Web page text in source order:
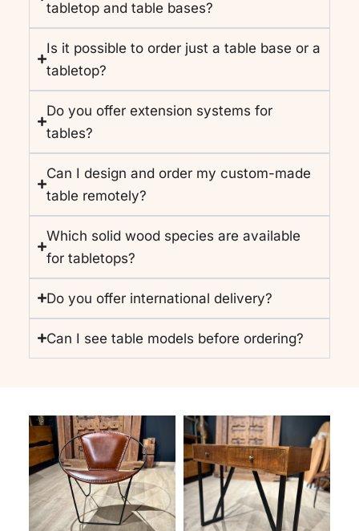
tabletop and table bases?
Is it possible to order just a table base or a
tabletop?
Do you offer extension systems for
tables?
Can I design and order my custom-made
table remotely?
Which solid wood species are available
for tabletops?
Do you offer international delivery?
Can I see table models before ordering?